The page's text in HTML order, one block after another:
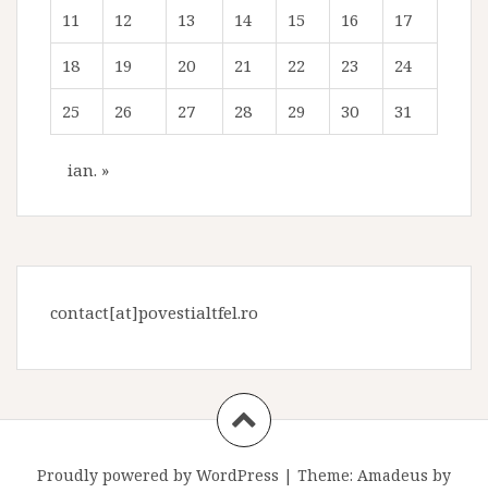
11 12 13 14 15 16 17
18 19 20 21 22 23 24
25 26 27 28 29 30 31
ian. »
contact[at]povestialtfel.ro
Proudly powered by WordPress | Theme: Amadeus by